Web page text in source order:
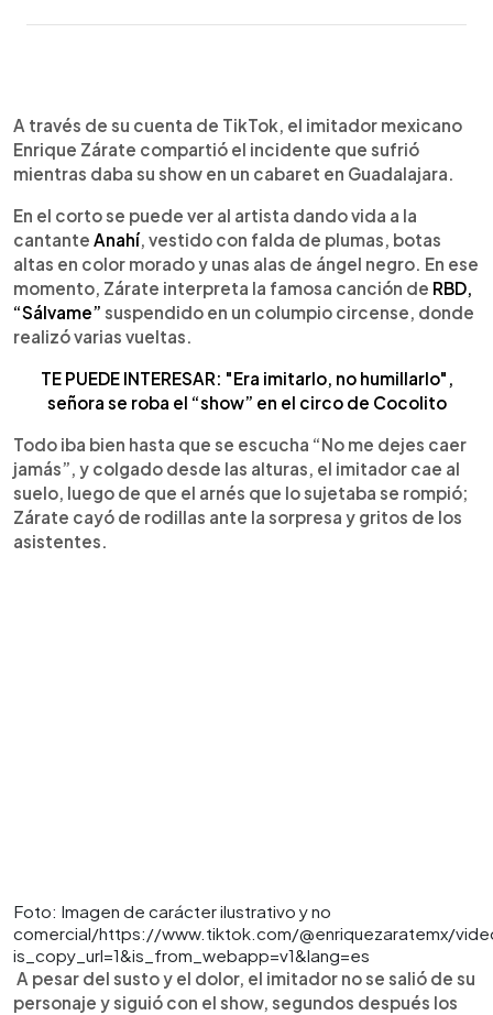
► Escuchar artículo
A través de su cuenta de TikTok, el imitador mexicano
Enrique Zárate compartió el incidente que sufrió
mientras daba su show en un cabaret en Guadalajara.
En el corto se puede ver al artista dando vida a la
cantante Anahí, vestido con falda de plumas, botas
altas en color morado y unas alas de ángel negro. En ese
momento, Zárate interpreta la famosa canción de RBD,
“Sálvame” suspendido en un columpio circense, donde
realizó varias vueltas.
TE PUEDE INTERESAR: "Era imitarlo, no humillarlo",
señora se roba el “show” en el circo de Cocolito
Todo iba bien hasta que se escucha “No me dejes caer
jamás”, y colgado desde las alturas, el imitador cae al
suelo, luego de que el arnés que lo sujetaba se rompió;
Zárate cayó de rodillas ante la sorpresa y gritos de los
asistentes.
Foto: Imagen de carácter ilustrativo y no
comercial/https://www.tiktok.com/@enriquezaratemx/
is_copy_url=1&is_from_webapp=v1&lang=es
A pesar del susto y el dolor, el imitador no se salió de su
personaje y siguió con el show, segundos después los